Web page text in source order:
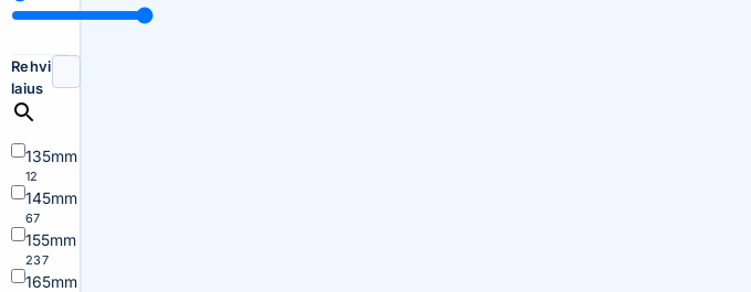
Rehvi
laius
135mm
12
145mm
67
155mm
237
165mm